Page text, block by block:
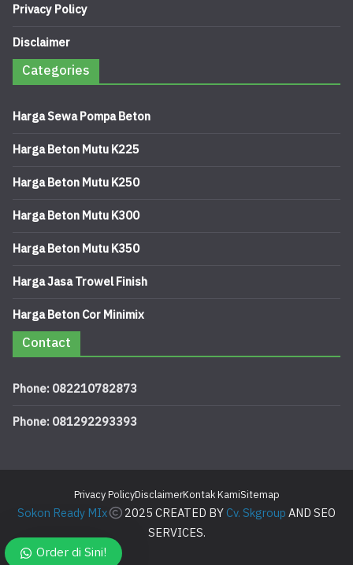
Privacy Policy
Disclaimer
Categories
Harga Sewa Pompa Beton
Harga Beton Mutu K225
Harga Beton Mutu K250
Harga Beton Mutu K300
Harga Beton Mutu K350
Harga Jasa Trowel Finish
Harga Beton Cor Minimix
Contact
Phone: 082210782873
Phone: 081292293393
Privacy PolicyDisclaimerKontak KamiSitemap
Sokon Ready MIx 2025 CREATED BYCv. SkgroupAND SEO
SERVICES.
Order di Sini!